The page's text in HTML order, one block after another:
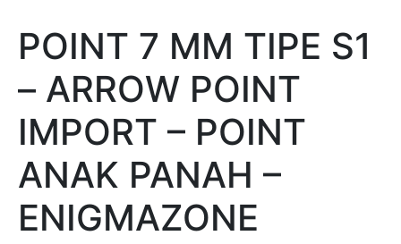
POINT 7 MM TIPE S1
– ARROW POINT
IMPORT – POINT
ANAK PANAH –
ENIGMAZONE